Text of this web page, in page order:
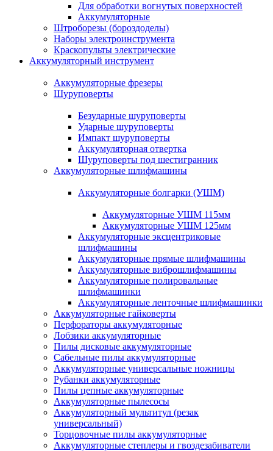
Для обработки вогнутых поверхностей
Аккумуляторные
Штроборезы (бороздоделы)
Наборы электроинструмента
Краскопульты электрические
Аккумуляторный инструмент
Аккумуляторные фрезеры
Шуруповерты
Безударные шуруповерты
Ударные шуруповерты
Импакт шуруповерты
Аккумуляторная отвертка
Шуруповерты под шестигранник
Аккумуляторные шлифмашины
Аккумуляторные болгарки (УШМ)
Аккумуляторные УШМ 115мм
Аккумуляторные УШМ 125мм
Аккумуляторные эксцентриковые
шлифмашины
Аккумуляторные прямые шлифмашины
Аккумуляторные виброшлифмашины
Аккумуляторные полировальные
шлифмашинки
Аккумуляторные ленточные шлифмашинки
Аккумуляторные гайковерты
Перфораторы аккумуляторные
Лобзики аккумуляторные
Пилы дисковые аккумуляторные
Сабельные пилы аккумуляторные
Аккумуляторные универсальные ножницы
Рубанки аккумуляторные
Пилы цепные аккумуляторные
Аккумуляторные пылесосы
Аккумуляторный мультитул (резак
универсальный)
Торцовочные пилы аккумуляторные
Аккумуляторные степлеры и гвоздезабиватели